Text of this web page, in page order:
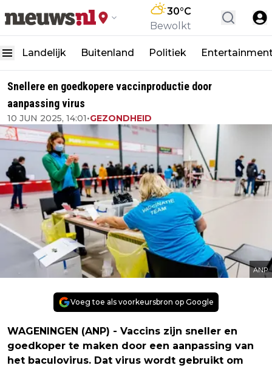
30°C
Bewolkt
Landelijk Buitenland Politiek
Snellere en goedkopere vaccinproductie door
aanpassing virus
10 JUN 2025, 14:01•GEZONDHEID
ANP
Voeg toe als voorkeursbron op Google
WAGENINGEN (ANP) - Vaccins zijn sneller en
goedkoper te maken door een aanpassing van
het baculovirus. Dat virus wordt gebruikt om